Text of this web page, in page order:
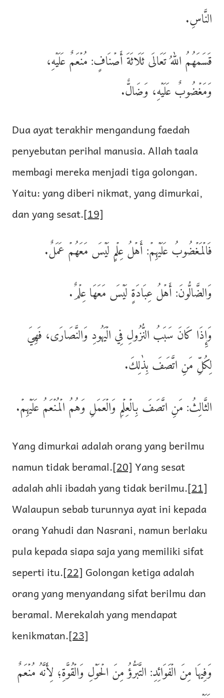
النَّاسِ.
قَسَمَهُمُ اللهُ تَعَالَى ثَلَاثَةَ أَصۡنَافٍ: مُنۡعَمٌ عَلَيۡهِ،
وَمَغۡضُوبٌ عَلَيۡهِ، وَضَالٌّ.
Dua ayat terakhir mengandung faedah
penyebutan perihal manusia. Allah taala
membagi mereka menjadi tiga golongan.
Yaitu: yang diberi nikmat, yang dimurkai,
dan yang sesat.[19]
فَالۡمَغۡضُوبُ عَلَيۡهِمۡ: أَهۡلُ عِلۡمٍ لَيۡسَ مَعَهُمۡ عَمَلٌ.
وَالضَّالُّونَ: أَهۡلُ عِبَادَةٍ لَيۡسَ مَعَهَا عِلۡمٌ.
وَإِذَا كَانَ سَبَبُ النُّزُولِ فِي الۡيَهُودِ وَالنَّصَارَى، فَهِيَ
لِكُلِّ مَنِ اتَّصَفَ بِذٰلِكَ.
الثَّالِثُ: مَنِ اتَّصَفَ بِالۡعِلۡمِ وَالۡعَمَلِ وَهُمُ الۡمُنۡعَمُ عَلَيۡهِمۡ.
Yang dimurkai adalah orang yang berilmu
namun tidak beramal.[20] Yang sesat
adalah ahli ibadah yang tidak berilmu.[21]
Walaupun sebab turunnya ayat ini kepada
orang Yahudi dan Nasrani, namun berlaku
pula kepada siapa saja yang memiliki sifat
seperti itu.[22] Golongan ketiga adalah
orang yang menyandang sifat berilmu dan
beramal. Merekalah yang mendapat
kenikmatan.[23]
وَفِيهَا مِنَ الۡفَوَائِدِ: التَّبَرُّؤُ مِنَ الۡحَوۡلِ وَالۡقُوَّةِ؛ لِأَنَّهُ مُنۡعَمٌ